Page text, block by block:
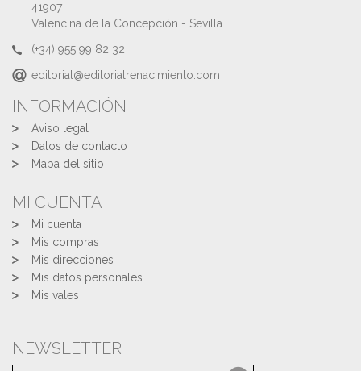
41907
Valencina de la Concepción - Sevilla
(+34) 955 99 82 32
editorial@editorialrenacimiento.com
INFORMACIÓN
Aviso legal
Datos de contacto
Mapa del sitio
MI CUENTA
Mi cuenta
Mis compras
Mis direcciones
Mis datos personales
Mis vales
NEWSLETTER